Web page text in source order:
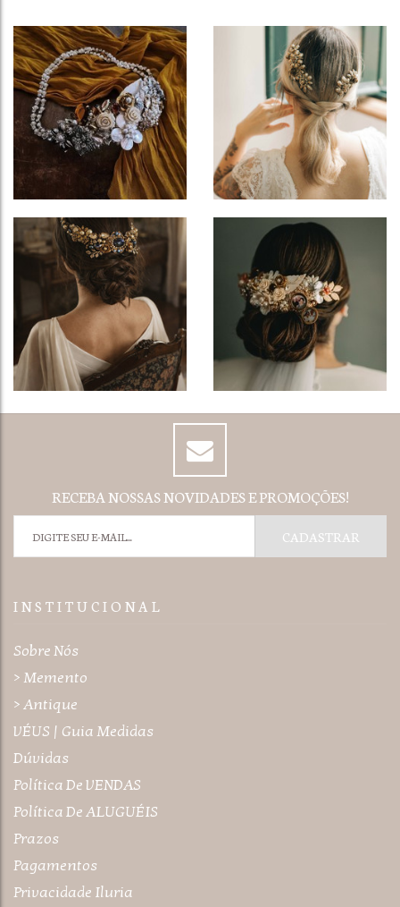
RECEBA NOSSAS NOVIDADES E PROMOÇÕES!
I N S T I T U C I O N A L
Sobre Nós
> Memento
> Antique
VÉUS | Guia Medidas
Dúvidas
Política De VENDAS
Política De ALUGUÉIS
Prazos
Pagamentos
Privacidade Iluria